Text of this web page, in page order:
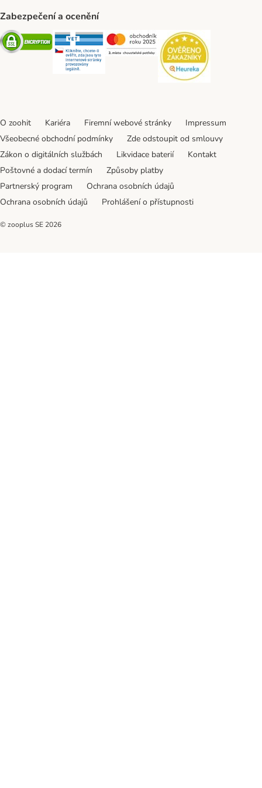
Zabezpečení a ocenění
Security Security Security
O zoohit Kariéra Firemní webové stránky
Impressum
Všeobecné obchodní podmínky
Zde odstoupit od smlouvy
Zákon o digitálních službách
Likvidace baterií
Kontakt
Poštovné a dodací termín
Způsoby platby
Partnerský program
Ochrana osobních údajů
Ochrana osobních údajů
Prohlášení o přístupnosti
© zooplus SE 2026